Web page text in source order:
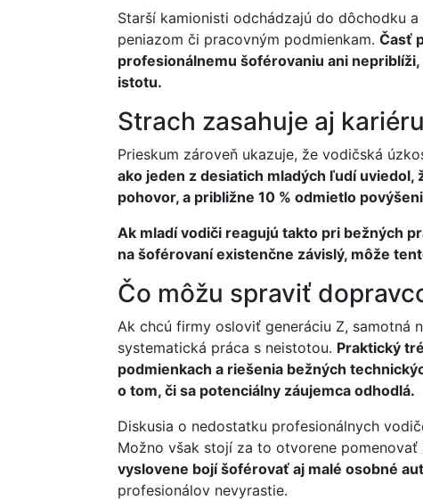
Starší kamionisti odchádzajú do dôchodku
peniazom či pracovným podmienkam. Časť
profesionálnemu šoférovaniu ani
istotu.
Strach zasahuje aj
Prieskum zároveň ukazuje, že vodičská
ako jeden z desiatich mladých ľudí
pohovor, a približne 10 % odmietlo
Ak mladí vodiči reagujú takto pri bežných
na šoférovaní existenčne závislý, môže
Čo môžu spraviť
Ak chcú firmy osloviť generáciu Z, samotná
systematická práca s neistotou. Praktický
podmienkach a riešenia bežných
o tom, či sa potenciálny záujemca odhodlá.
Diskusia o nedostatku profesionálnych
Možno však stojí za to otvorene
vyslovene bojí šoférovať aj malé osobné
profesionálov nevyrastie.